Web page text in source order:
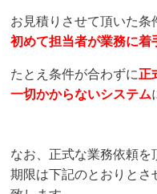
お見積りさせて頂いた条
初めて担当者が業務に着
たとえ条件が合わずに正
一切かからないシステム
なお、正式な業務依頼
期限は下記のとおりとさ